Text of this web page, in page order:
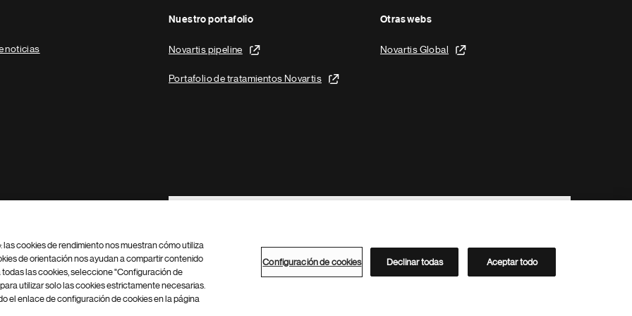
noticias
Nuestro portafolio
Novartis pipeline
Portafolio de tratamientos Novartis
Otras webs
Novartis Global
Footer Site Search
Configuración de cookies Mapa del sitio
Directorio de Novartis
cookies de rendimiento nos muestran cómo utiliza
de orientación nos ayudan a compartir contenido
las cookies, seleccione "Configuración de
utilizar solo las cookies estrictamente necesarias.
el enlace de configuración de cookies en la página
Configuración de cookies Declinar todas Aceptar todo